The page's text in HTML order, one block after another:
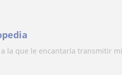
la que le encantaría transmitir mi